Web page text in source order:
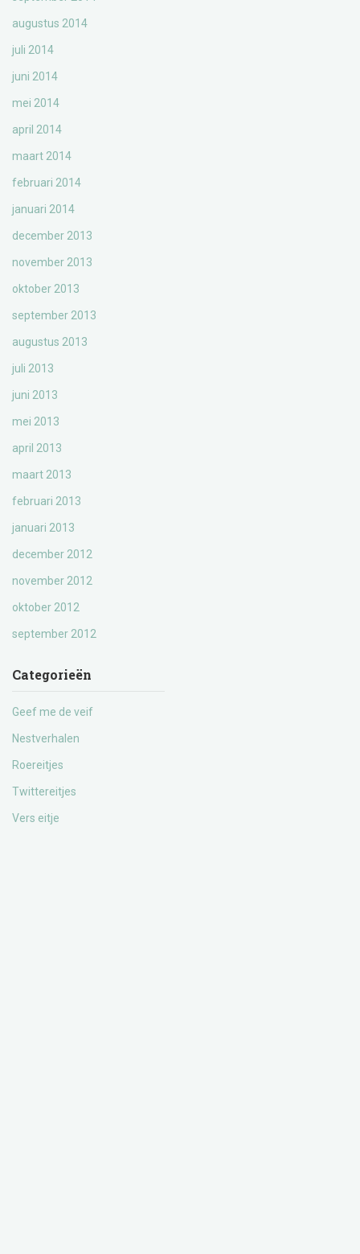
augustus 2014
juli 2014
juni 2014
mei 2014
april 2014
maart 2014
februari 2014
januari 2014
december 2013
november 2013
oktober 2013
september 2013
augustus 2013
juli 2013
juni 2013
mei 2013
april 2013
maart 2013
februari 2013
januari 2013
december 2012
november 2012
oktober 2012
september 2012
Categorieën
Geef me de veif
Nestverhalen
Roereitjes
Twittereitjes
Vers eitje